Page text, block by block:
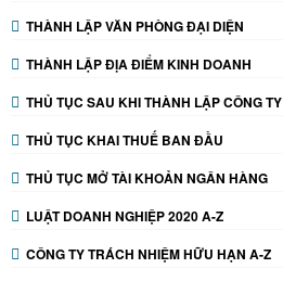
THÀNH LẬP VĂN PHÒNG ĐẠI DIỆN
THÀNH LẬP ĐỊA ĐIỂM KINH DOANH
THỦ TỤC SAU KHI THÀNH LẬP CÔNG TY
THỦ TỤC KHAI THUẾ BAN ĐẦU
THỦ TỤC MỞ TÀI KHOẢN NGÂN HÀNG
LUẬT DOANH NGHIỆP 2020 A-Z
CÔNG TY TRÁCH NHIỆM HỮU HẠN A-Z